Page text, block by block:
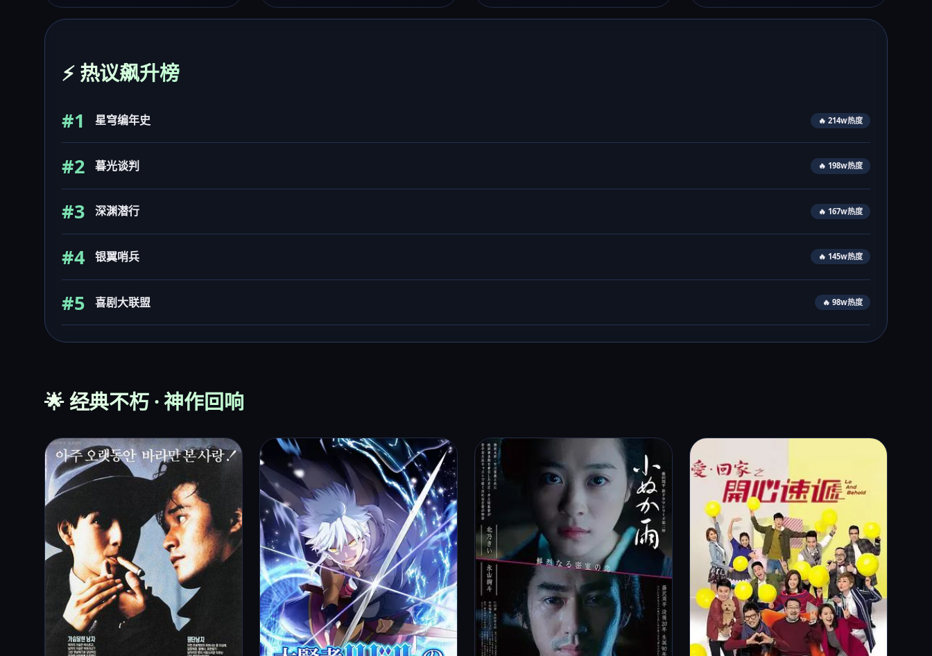
⚡ 热议飙升榜
#1 星穹编年史 🔥 214w热度
#2 暮光谈判 🔥 198w热度
#3 深渊潜行 🔥 167w热度
#4 银翼哨兵 🔥 145w热度
#5 喜剧大联盟 🔥 98w热度
🌟 经典不朽 · 神作回响